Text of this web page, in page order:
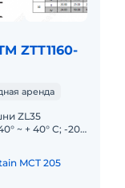
ZTT1160-
аренда
ZL35
~ + 40° C; -20°
MCT 205